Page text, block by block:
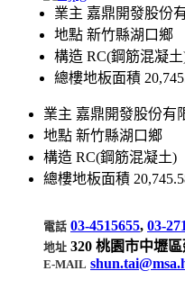
業主 嘉鼎開發股份
地點 新竹縣湖口鄉
構造 RC(鋼筋混凝
總樓地板面積
業主 嘉鼎開發股份有
地點 新竹縣湖口鄉
構造 RC(鋼筋混凝土)
總樓地板面積
電話 03-4515655, 03-
地址 320 桃園市中壢
E-MAIL